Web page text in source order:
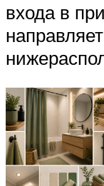
входа в